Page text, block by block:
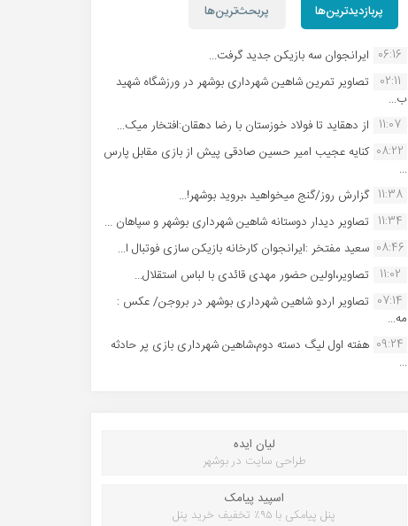
پربازدیدترین‌ها پربحث‌ترین‌ها
06:16 ایرانجوان سه بازیکن جدید گرفت...
02:11
تصاویر تمرین شاهین شهردارى بوشهر در ورزشگاه شهید
ب...
11:07 از دهقاید تا فولاد خوزستان با رضا دهقان:افتخار میک...
08:22 کنایه عجیب امیر حسین صادقی پیش از بازی مقابل پارس
...
11:38 گزارش روز/گنج میخواهید ،بروید بوشهر!...
11:34 تصاویر دیدار دوستانه شاهین شهردارى بوشهر و سپاهان ...
08:46 سعید مفتخر :ایرانجوان کارخانه بازیکن سازی فوتبال ا...
11:02
تصاویر،اولین حضور مهدی قائدی با لباس استقلال...
07:14 تصاویر اردو شاهین شهرداری بوشهر در بروجن/ عکس :
مه...
09:24 هفته اول لیگ دسته دوم،شاهین شهرداری بازی پر حادثه
...
لیان ایده
طراحی سایت در بوشهر
اسپید پیامک
پنل پیامکی با ۹۵٪ تخفیف خرید پنل